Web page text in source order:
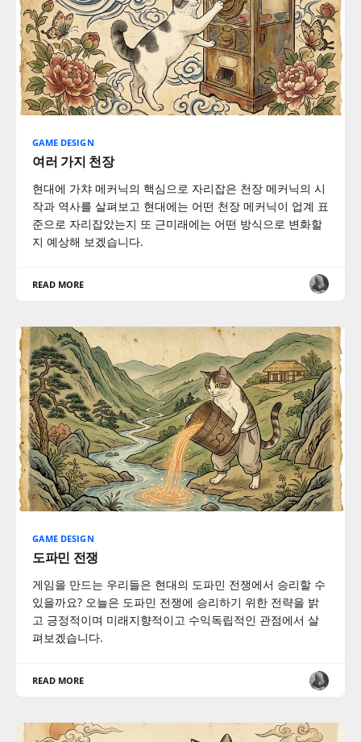
GAME DESIGN
여러 가지 천장
현대에 가챠 메커닉의 핵심으로 자리잡은 천장 메커닉의 시
작과 역사를 살펴보고 현대에는 어떤 천장 메커닉이 업계 표
준으로 자리잡았는지 또 근미래에는 어떤 방식으로 변화할
지 예상해 보겠습니다.
READ MORE
GAME DESIGN
도파민 전쟁
게임을 만드는 우리들은 현대의 도파민 전쟁에서 승리할 수
있을까요? 오늘은 도파민 전쟁에 승리하기 위한 전략을 밝
고 긍정적이며 미래지향적이고 수익독립적인 관점에서 살
펴보겠습니다.
READ MORE